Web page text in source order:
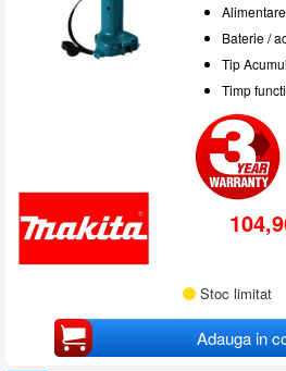
Baterie /
Tip
Timp
Stoc limitat
Adauga in